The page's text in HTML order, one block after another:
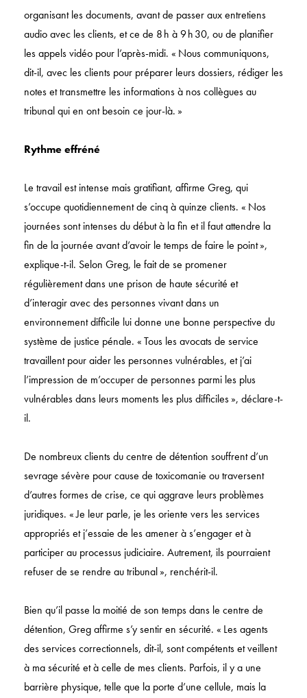
organisant les documents, avant de passer aux entretiens
audio avec les clients, et ce de 8 h à 9 h 30, ou de planifier
les appels vidéo pour l’après-midi. « Nous communiquons,
dit-il, avec les clients pour préparer leurs dossiers, rédiger les
notes et transmettre les informations à nos collègues au
tribunal qui en ont besoin ce jour-là. »
Rythme effréné
Le travail est intense mais gratifiant, affirme Greg, qui
s’occupe quotidiennement de cinq à quinze clients. « Nos
journées sont intenses du début à la fin et il faut attendre la
fin de la journée avant d’avoir le temps de faire le point »,
explique-t-il. Selon Greg, le fait de se promener
régulièrement dans une prison de haute sécurité et
d’interagir avec des personnes vivant dans un
environnement difficile lui donne une bonne perspective du
système de justice pénale. « Tous les avocats de service
travaillent pour aider les personnes vulnérables, et j’ai
l’impression de m’occuper de personnes parmi les plus
vulnérables dans leurs moments les plus difficiles », déclare-t-
il.
De nombreux clients du centre de détention souffrent d’un
sevrage sévère pour cause de toxicomanie ou traversent
d’autres formes de crise, ce qui aggrave leurs problèmes
juridiques. « Je leur parle, je les oriente vers les services
appropriés et j’essaie de les amener à s’engager et à
participer au processus judiciaire. Autrement, ils pourraient
refuser de se rendre au tribunal », renchérit-il.
Bien qu’il passe la moitié de son temps dans le centre de
détention, Greg affirme s’y sentir en sécurité. « Les agents
des services correctionnels, dit-il, sont compétents et veillent
à ma sécurité et à celle de mes clients. Parfois, il y a une
barrière physique, telle que la porte d’une cellule, mais la